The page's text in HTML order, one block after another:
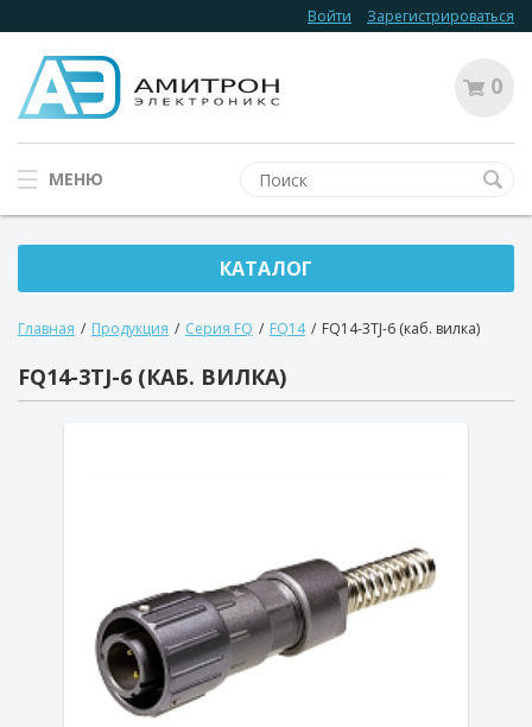
Войти Зарегистрироваться
0
МЕНЮ
КАТАЛОГ
Главная / Продукция / Серия FQ / FQ14 / FQ14-3TJ-6 (каб. вилка)
FQ14-3TJ-6 (КАБ. ВИЛКА)